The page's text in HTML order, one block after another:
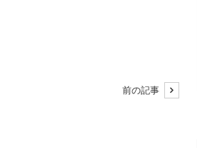
前の記事